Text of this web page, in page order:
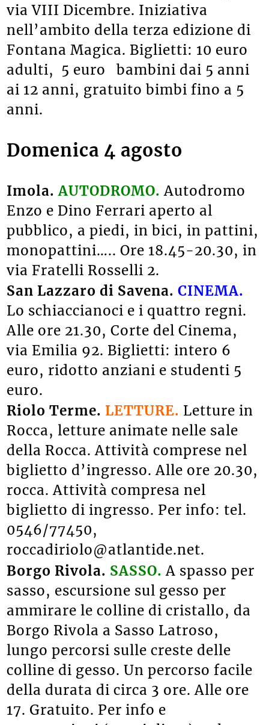
via VIII Dicembre. Iniziativa
nell’ambito della terza edizione di
Fontana Magica. Biglietti: 10 euro
adulti, 5 euro bambini dai 5 anni
ai 12 anni, gratuito bimbi fino a 5
anni.
Domenica 4 agosto
Imola.AUTODROMO. Autodromo
Enzo e Dino Ferrari aperto al
pubblico, a piedi, in bici, in pattini,
monopattini….. Ore 18.45-20.30, in
via Fratelli Rosselli 2.
San Lazzaro di Savena.CINEMA.
Lo schiaccianoci e i quattro regni.
Alle ore 21.30, Corte del Cinema,
via Emilia 92. Biglietti: intero 6
euro, ridotto anziani e studenti 5
euro.
Riolo Terme.LETTURE. Letture in
Rocca, letture animate nelle sale
della Rocca.Attivitàcomprese nel
biglietto d’ingresso. Alle ore 20.30,
rocca. Attività compresa nel
biglietto di ingresso. Per info: tel.
0546/77450,
roccadiriolo@atlantide.net.
Borgo Rivola. SASSO. A spasso per
sasso, escursione sul gesso per
ammirare le colline di cristallo, da
Borgo Rivola a Sasso Latroso,
lungo percorsi sulle creste delle
colline di gesso. Un percorso facile
della durata di circa 3 ore. Alle ore
17. Gratuito. Per info e